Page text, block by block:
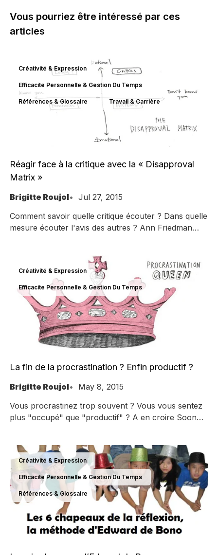
Vous pourriez être intéressé par ces
articles
Créativité & Expression
Efficacite Personnelle & Gestion Du Temps
Références & Glossaire Travail & Carrière
Réagir face à la critique avec la « Disapproval
Matrix »
Brigitte Roujol
Jul 27, 2015
Comment savoir quelle critique écouter ? Dans quelle
mesure écouter l'avis des autres ? Ann Friedman
Créativité & Expression
Efficacite Personnelle & Gestion Du Temps
La fin de la procrastination ? Enfin productif ?
Brigitte Roujol
May 8, 2015
Vous procrastinez trop souvent ? Vous vous sentez
plus "occupé" que "productif" ? A en croire Soon
Créativité & Expression
Efficacite Personnelle & Gestion Du Temps
Références & Glossaire